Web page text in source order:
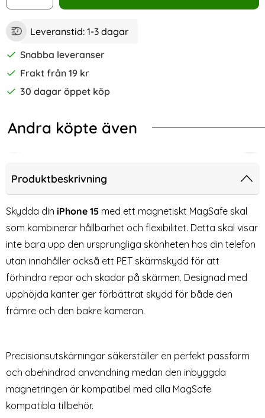
Leveranstid: 1-3 dagar
Snabba leveranser
Frakt från 19 kr
30 dagar öppet köp
Andra köpte även
Chalk Pink
Pacific Blue
15 Mobilskal Silikon Pacific Blue
rea pris
99 kr tidigare pris
199 kr
Tillgänglighet:
Köp
iPhone 15 Heltäckande Skärmskydd i Härdat Glas
2-Pack iPhone 15 Heltäckande
rea pris
99 kr tidigare pris
299 kr
Tillgänglighet:
Lagervara
Köp
[3-Pack] iPhone 15
[3-
Produktbeskrivning
Skydda din iPhone 15 med ett magnetiskt MagSafe skal
som kombinerar hållbarhet och flexibilitet. Detta skal visar
inte bara upp den ursprungliga skönheten hos din telefon
utan innahåller också ett PET skärmskydd för att
förhindra repor och skador på skärmen. Designad med
upphöjda kanter ger förbättrat skydd för både den
främre och den bakre kameran.
Precisionsutskärningar säkerställer en perfekt passform
och obehindrad användning medan den inbyggda
magnetringen är kompatibel med alla MagSafe
kompatibla tillbehör.